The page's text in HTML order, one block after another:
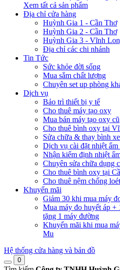
Xem tất cả sản phẩm
Địa chỉ cửa hàng
Huỳnh Gia 1 - Cần Thơ
Huỳnh Gia 2 - Cần Thơ
Huỳnh Gia 3 - Vĩnh
Địa chỉ các chi nhánh
Tin Tức
Sức khỏe đời sống
Mua sắm chất lượng
Chuyên set up phòng
Dịch vụ
Bảo trì thiết bị y tế
Cho thuê máy tạo oxy
Mua bán máy tạo oxy cũ
Cho thuê bình oxy tại
Sửa chữa & thay bình
Dịch vụ cài đặt nhiệt
Nhận kiểm định nhiệt
Chuyên sửa chữa dụng
Cho thuê bình oxy tại
Cho thuê nệm chống
Khuyến mãi
Giảm 30 khi mua máy
Mua máy đo huyết áp
tặng 1 máy đường
Khuyến mãi khi mua
Mu
Hệ thống cửa hàng và bản đồ
0